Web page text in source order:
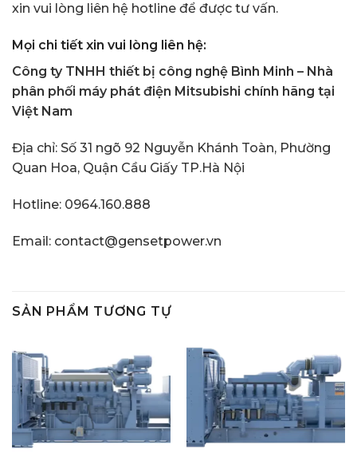
xin vui lòng liên hệ hotline để được tư vấn.
Mọi chi tiết xin vui lòng liên hệ:
Công ty TNHH thiết bị công nghệ Bình Minh – Nhà
phân phối máy phát điện Mitsubishi chính hãng tại
Việt Nam
Địa chỉ: Số 31 ngõ 92 Nguyễn Khánh Toàn, Phường
Quan Hoa, Quận Cầu Giấy TP.Hà Nội
Hotline: 0964.160.888
Email: contact@gensetpower.vn
SẢN PHẨM TƯƠNG TỰ